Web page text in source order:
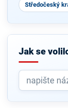
Středočeský
Jak se